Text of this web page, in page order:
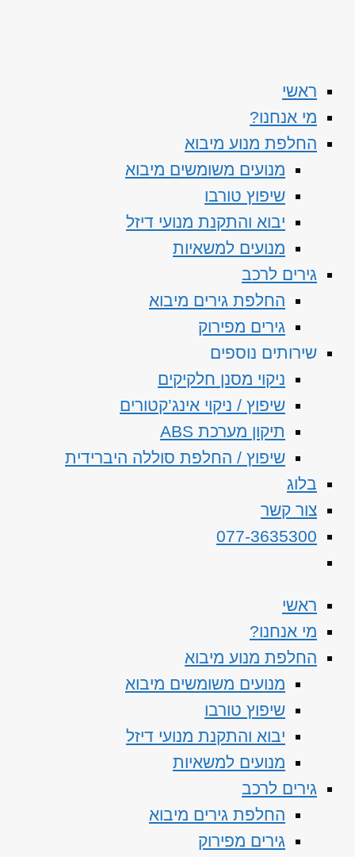
ראשי
מי אנחנו?
החלפת מנוע מיבוא
מנועים משומשים מיבוא
שיפוץ טורבו
יבוא והתקנת מנועי דיזל
מנועים למשאיות
גירים לרכב
החלפת גירים מיבוא
גירים מפירוק
שירותים נוספים
ניקוי מסנן חלקיקים
שיפוץ / ניקוי אינג’קטורים
תיקון מערכת ABS
שיפוץ / החלפת סוללה היברידית
בלוג
צור קשר
077-3635300
ראשי
מי אנחנו?
החלפת מנוע מיבוא
מנועים משומשים מיבוא
שיפוץ טורבו
יבוא והתקנת מנועי דיזל
מנועים למשאיות
גירים לרכב
החלפת גירים מיבוא
גירים מפירוק